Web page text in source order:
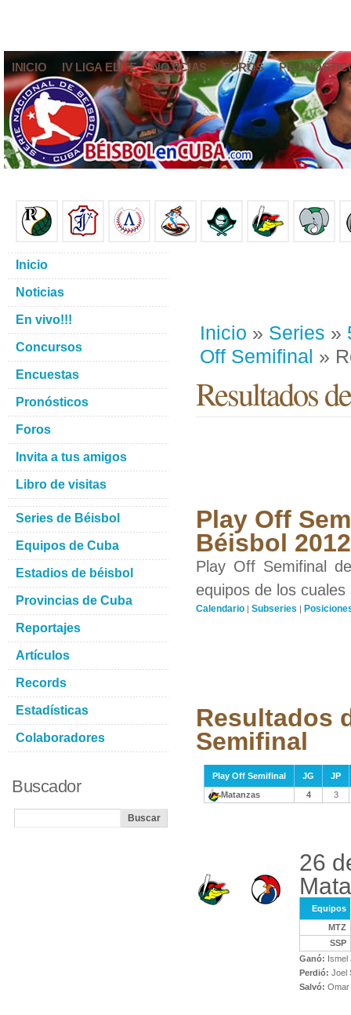
INICIO IV LIGA ELITE NOTICIAS FOROS
Inicio » Series »
Off Semifinal »
Resultados
Play Off
Béisbol
Play Off Semifinal
equipos de los
Calendario | Subseries |
Resultados
Semifinal
Play Off Semifinal JG
JP
Matanzas
4 3
26
Equipos
MTZ
SSP
Ganó: Ismel
Perdió: Joel
Salvó: Omar
Inicio
Noticias
En vivo!!!
Concursos
Encuestas
Pronósticos
Foros
Invita a tus amigos
Libro de visitas
Series de Béisbol
Equipos de Cuba
Estadios de béisbol
Provincias de Cuba
Reportajes
Artículos
Records
Estadísticas
Colaboradores
Buscador